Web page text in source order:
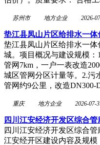
苏州市 地方企业 2026-
垫江县凤山片区给排水一体
垫江县凤山片区给排水一
城。项目概况与建设规模：
管网7km，一户一表改造
城区管网分区计量等。2.污
管网约9公里，改造DN300-
重庆 地方企业 2026-07-
四川江安经济开发区综合
四川江安经济开发区综合管
江安经开区建设内容及规